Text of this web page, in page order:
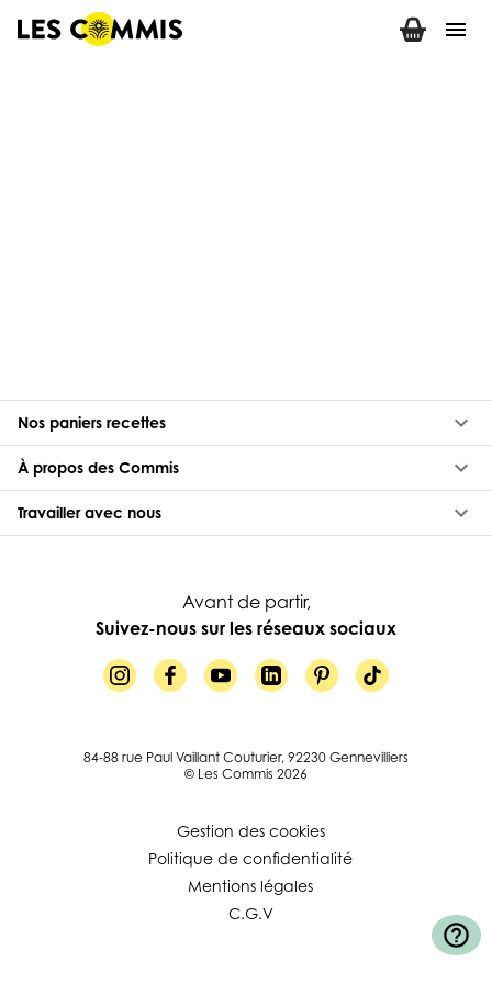
menu
Nos paniers recettes keyboard_arrow_down
À propos des Commis keyboard_arrow_down
Travailler avec nous keyboard_arrow_down
Avant de partir,
Suivez-nous sur les réseaux sociaux
84-88 rue Paul Vaillant Couturier, 92230 Gennevilliers
© Les Commis 2026
Gestion des cookies
Politique de confidentialité
Mentions légales
C.G.V
help_outline